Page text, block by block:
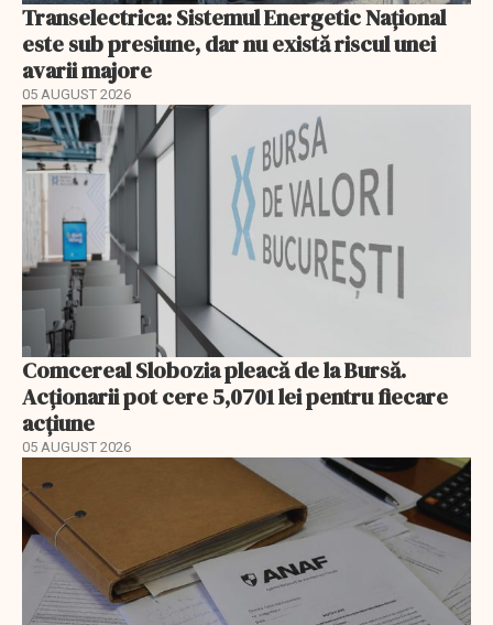
Transelectrica: Sistemul Energetic Național
este sub presiune, dar nu există riscul unei
avarii majore
05 AUGUST 2026
Comcereal Slobozia pleacă de la Bursă.
Acționarii pot cere 5,0701 lei pentru fiecare
acțiune
05 AUGUST 2026